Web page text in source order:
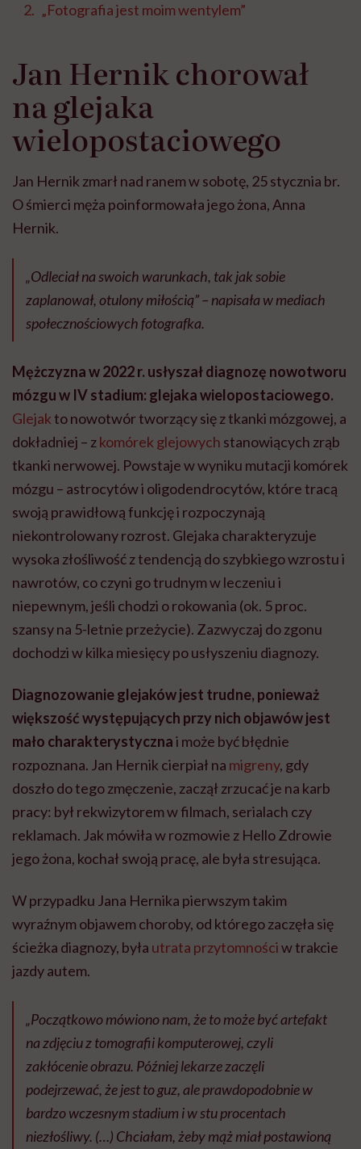
„Fotografia jest moim wentylem”
Jan Hernik chorował
na glejaka
wielopostaciowego
Jan Hernik zmarł nad ranem w sobotę, 25 stycznia br.
O śmierci męża poinformowała jego żona, Anna
Hernik.
„Odleciał na swoich warunkach, tak jak sobie
zaplanował, otulony miłością” – napisała w mediach
społecznościowych fotografka.
Mężczyzna w 2022 r. usłyszał diagnozę nowotworu
mózgu w IV stadium: glejaka wielopostaciowego.
Glejakto nowotwór tworzący się z tkanki mózgowej, a
dokładniej – zkomórek glejowych stanowiących zrąb
tkanki nerwowej. Powstaje w wyniku mutacji komórek
mózgu – astrocytów i oligodendrocytów, które tracą
swoją prawidłową funkcję i rozpoczynają
niekontrolowany rozrost. Glejaka charakteryzuje
wysoka złośliwość z tendencją do szybkiego wzrostu i
nawrotów, co czyni go trudnym w leczeniu i
niepewnym, jeśli chodzi o rokowania (ok. 5 proc.
szansy na 5-letnie przeżycie). Zazwyczaj do zgonu
dochodzi w kilka miesięcy po usłyszeniu diagnozy.
Diagnozowanie glejaków jest trudne, ponieważ
większość występujących przy nich objawów jest
mało charakterystycznai może być błędnie
rozpoznana. Jan Hernik cierpiał na migreny, gdy
doszło do tego zmęczenie, zaczął zrzucać je na karb
pracy: był rekwizytorem w filmach, serialach czy
reklamach. Jak mówiła w rozmowie z Hello Zdrowie
jego żona, kochał swoją pracę, ale była stresująca.
W przypadku Jana Hernika pierwszym takim
wyraźnym objawem choroby, od którego zaczęła się
ścieżka diagnozy, była utrata przytomnościw trakcie
jazdy autem.
„Początkowo mówiono nam, że to może być artefakt
na zdjęciu z tomografii komputerowej, czyli
zakłócenie obrazu. Później lekarze zaczęli
podejrzewać, że jest to guz, ale prawdopodobnie w
bardzo wczesnym stadium i w stu procentach
niezłośliwy. (…) Chciałam, żeby mąż miał postawioną